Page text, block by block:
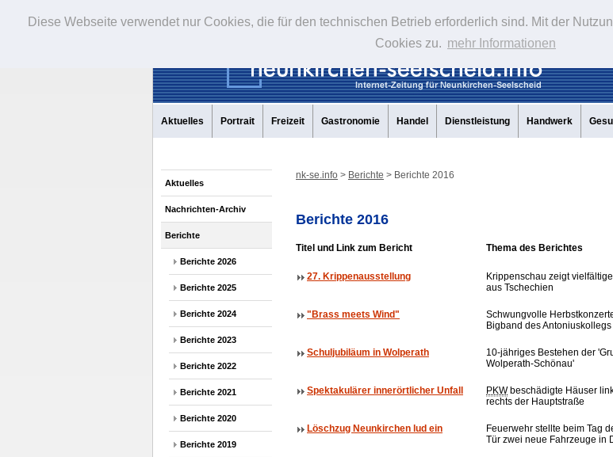
Diese Webseite verwendet nur Cookies, die für den technischen Betrieb erforderlich sind. Mit der
Cookies zu. mehr Informationen
Aktuelles Portrait Freizeit Gastronomie Handel Dienstleistung Handwerk
Aktuelles
Nachrichten-Archiv
Berichte
Berichte 2026
Berichte 2025
Berichte 2024
Berichte 2023
Berichte 2022
Berichte 2021
Berichte 2020
Berichte 2019
nk-se.info > Berichte > Berichte 2016
Berichte 2016
Titel und Link zum Bericht Thema des Berichtes
27. Krippenausstellung
Krippenschau zeigt
aus Tschechien
"Brass meets Wind"
Schwungvolle
Bigband des Antoniuskollegs
Schuljubiläum in Wolperath
10-jähriges Bestehen der
Wolperath-Schönau'
Spektakulärer innerörtlicher Unfall PKWbeschädigte Häuser
rechts der Hauptstraße
Löschzug Neunkirchen lud ein
Feuerwehr stellte beim Tag
Tür zwei neue Fahrzeuge in